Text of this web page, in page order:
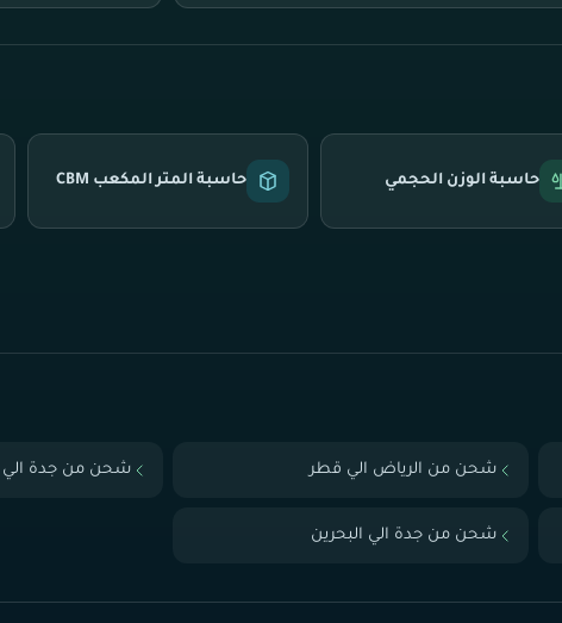
حاسبة الوزن الحجمي حاسبة المتر المكعب CBM
شحن من الرياض الي قطر شحن من جدة
شحن من جدة الي البحرين